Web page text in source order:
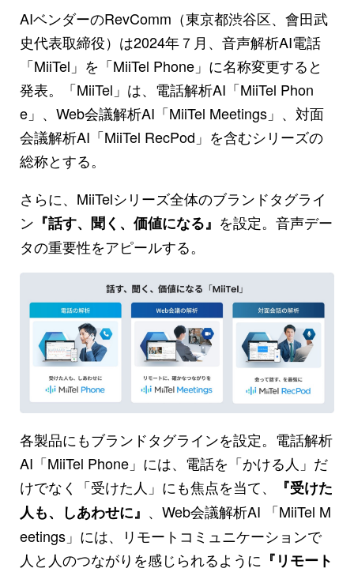
AIベンダーのRevComm（東京都渋谷区、會田武
史代表取締役）は2024年７月、音声解析AI電話
「MiiTel」を「MiiTel Phone」に名称変更すると
発表。「MiiTel」は、電話解析AI「MiiTel Phon
e」、Web会議解析AI「MiiTel Meetings」、対面
会議解析AI「MiiTel RecPod」を含むシリーズの
総称とする。
さらに、MiiTelシリーズ全体のブランドタグライ
ン 『話す、聞く、価値になる』 を設定。音声デー
タの重要性をアピールする。
各製品にもブランドタグラインを設定。電話解析
AI「MiiTel Phone」には、電話を「かける人」だ
けでなく「受けた人」にも焦点を当て、
『受けた
人も、しあわせに』 、Web会議解析AI 「MiiTel M
eetings」には、リモートコミュニケーションで
人と人のつながりを感じられるように 『リモート